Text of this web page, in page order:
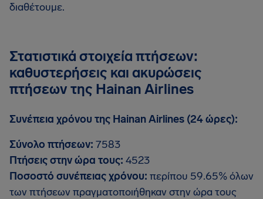
διαθέτουμε.
Στατιστικά στοιχεία πτήσεων:
καθυστερήσεις και ακυρώσεις
πτήσεων της Hainan Airlines
Συνέπεια χρόνου της Hainan Airlines (24 ώρες):
Σύνολο πτήσεων: 7583
Πτήσεις στην ώρα τους: 4523
Ποσοστό συνέπειας χρόνου: περίπου 59.65% όλων
των πτήσεων πραγματοποιήθηκαν στην ώρα τους